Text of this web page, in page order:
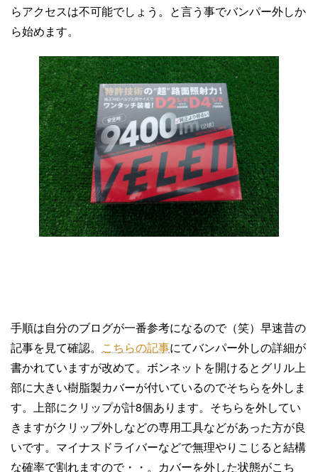
らアクセスは不可能でしょう。と言う事でバンパー外しか
ら始めます。
手順は自分のブログが一番参考になるので（笑）早速昔の
記事を見て確認。 こちらの記事にてバンパー外しの詳細が
書かれていますが改めて。ボンネットを開けるとグリル上
部に大きい樹脂製カバーが付いているのでそちらを外しま
す。上部にクリップが計8個あります。そちらを外してい
きますがクリップ外しなどの専用工具などがあった方が良
いです。マイナスドライバーなどで無理やりこじると結構
な確率で割れますので・・。カバーを外した状態がこち